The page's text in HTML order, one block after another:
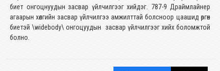
биет онгоцнуудын засвар үйлчилгээг хийдэг. 787-9 Драймлайнер
агаарын хөлгийн засвар үйлчилгээ амжилттай болсноор цаашид өргөн
биетэй \widebody\ онгоцуудын
засвар үйлчилгээг хийх боломжтой
болно.